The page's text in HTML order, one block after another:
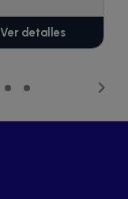
Ver detalles